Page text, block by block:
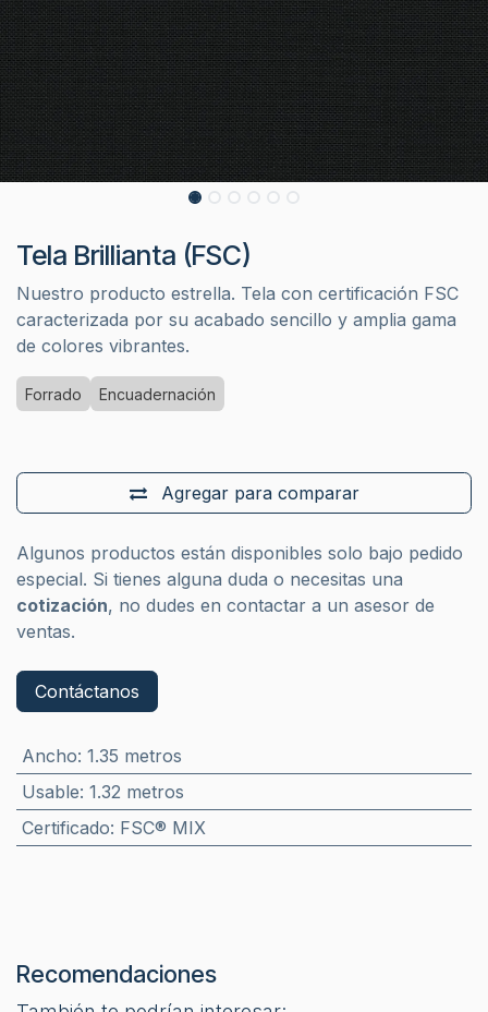
Tela Brillianta (FSC)
Nuestro producto estrella. Tela con certificación FSC
caracterizada por su acabado sencillo y amplia gama
de colores vibrantes.
Forrado Encuadernación
Agregar para comparar
Algunos productos están disponibles solo bajo pedido
especial. Si tienes alguna duda o necesitas una
cotización, no dudes en contactar a un asesor de
ventas.
Contáctanos
Ancho: 1.35 metros
Usable: 1.32 metros
Certificado: FSC® MIX
Recomendaciones